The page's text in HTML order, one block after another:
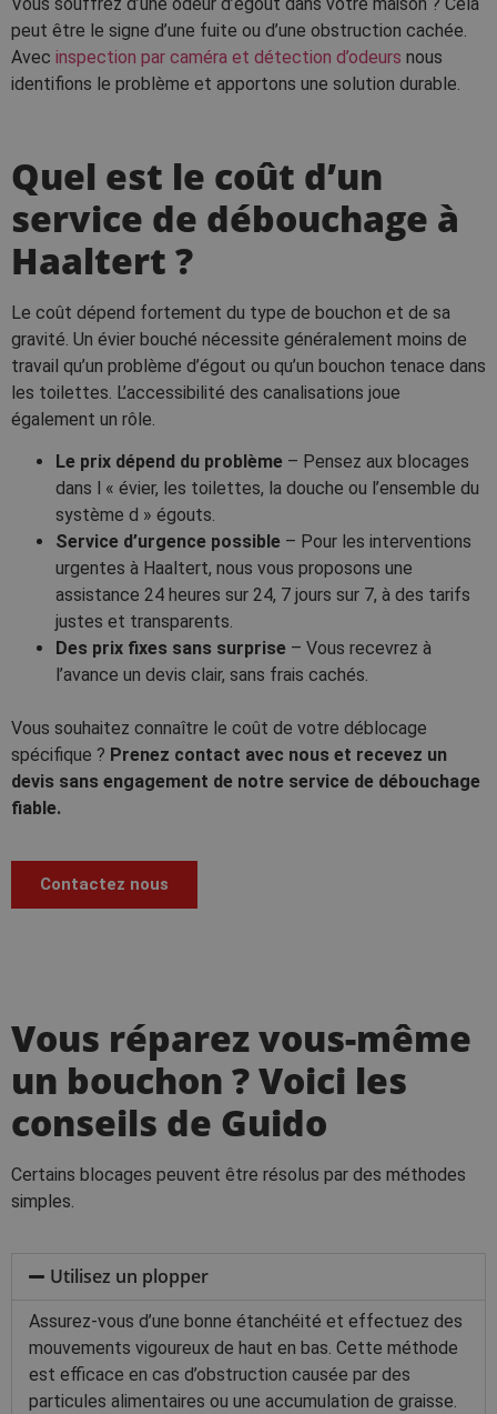
peut être le signe d’une fuite ou d’une obstruction cachée.
Avec inspection par caméra et détection d’odeurs nous
identifions le problème et apportons une solution durable.
Quel est le coût d’un
service de débouchage à
Haaltert ?
Le coût dépend fortement du type de bouchon et de sa
gravité. Un évier bouché nécessite généralement moins de
travail qu’un problème d’égout ou qu’un bouchon tenace dans
les toilettes. L’accessibilité des canalisations joue
également un rôle.
Le prix dépend du problème – Pensez aux blocages
dans l « évier, les toilettes, la douche ou l’ensemble du
système d » égouts.
Service d’urgence possible – Pour les interventions
urgentes à Haaltert, nous vous proposons une
assistance 24 heures sur 24, 7 jours sur 7, à des tarifs
justes et transparents.
Des prix fixes sans surprise – Vous recevrez à
l’avance un devis clair, sans frais cachés.
Vous souhaitez connaître le coût de votre déblocage
spécifique ? Prenez contact avec nous et recevez un
devis sans engagement de notre service de débouchage
fiable.
Contactez nous
Vous réparez vous-même
un bouchon ? Voici les
conseils de Guido
Certains blocages peuvent être résolus par des méthodes
simples.
Utilisez un plopper
Assurez-vous d’une bonne étanchéité et effectuez des
mouvements vigoureux de haut en bas. Cette méthode
est efficace en cas d’obstruction causée par des
particules alimentaires ou une accumulation de graisse.